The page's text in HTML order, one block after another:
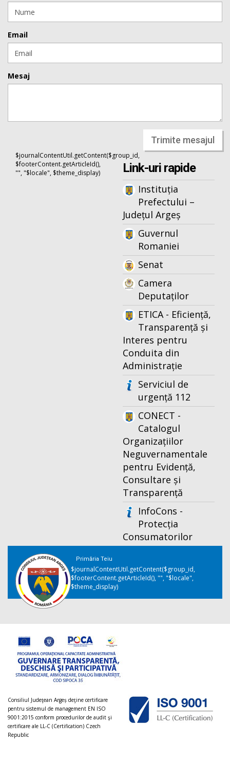
Email
Mesaj
Trimite mesajul
$journalContentUtil.getContent($group_id,
$footerContent.getArticleId(),
"", "$locale", $theme_display)
Link-uri rapide
Instituția
Prefectului –
Județul Argeș
Guvernul
Romaniei
Senat
Camera
Deputaților
ETICA - Eficiență,
Transparență și
Interes pentru
Conduita din
Administrație
Serviciul de
urgență 112
CONECT -
Catalogul
Organizațiilor
Neguvernamentale
pentru Evidență,
Consultare și
Transparență
InfoCons -
Protecția
Consumatorilor
Primăria Teiu
$journalContentUtil.getContent($group_id,
$footerContent.getArticleId(), "", "$locale",
$theme_display)
Consiliul Judeţean Argeș deţine certificare
pentru sistemul de management EN ISO
9001:2015 conform procedurilor de audit şi
certificare ale LL-C (Certification) Czech
Republic